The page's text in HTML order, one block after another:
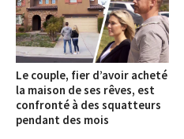
Le couple, fier d’avoir acheté
la maison de ses rêves, est
confronté à des squatteurs
pendant des mois